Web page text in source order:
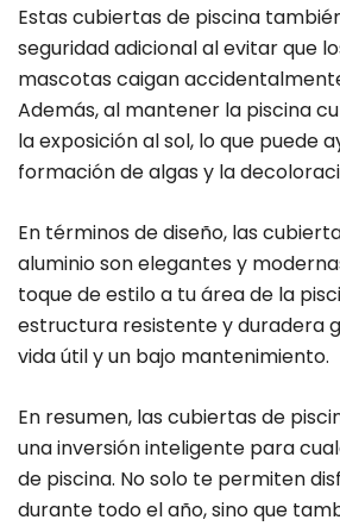
Estas cubiertas de piscina
seguridad adicional al evitar que
mascotas caigan
Además, al mantener la piscina
la exposición al sol, lo que puede
formación de algas y la
En términos de diseño, las
aluminio son elegantes y
toque de estilo a tu área de la
estructura resistente y duradera
vida útil y un bajo mantenimiento.
En resumen, las cubiertas de
una inversión inteligente para
de piscina. No solo te permiten
durante todo el año, sino que